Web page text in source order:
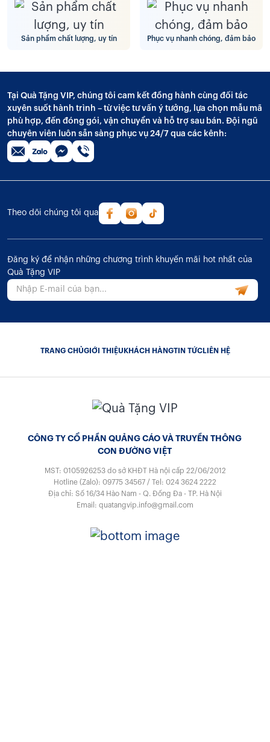
Sản phẩm chất lượng, uy tín Phục vụ nhanh chóng, đảm bảo
Tại Quà Tặng VIP, chúng tôi cam kết đồng hành cùng đối tác
xuyên suốt hành trình – từ việc tư vấn ý tưởng, lựa chọn mẫu mã
phù hợp, đến đóng gói, vận chuyển và hỗ trợ sau bán. Đội ngũ
chuyên viên luôn sẵn sàng phục vụ 24/7 qua các kênh:
Theo dõi chúng tôi qua
Đăng ký để nhận những chương trình khuyến mãi hot nhất của
Quà Tặng VIP
TRANG CHỦGIỚI THIỆU KHÁCH HÀNGTIN TỨCLIÊN HỆ
CÔNG TY CỔ PHẦN QUẢNG CÁO VÀ TRUYỀN THÔNG
CON ĐƯỜNG VIỆT
MST: 0105926253 do sở KHĐT Hà nội cấp 22/06/2012
Hotline (Zalo): 09775 34567 / Tel: 024 3624 2222
Địa chỉ: Số 16/34 Hào Nam - Q. Đống Đa - TP. Hà Nội
Email: quatangvip.info@gmail.com